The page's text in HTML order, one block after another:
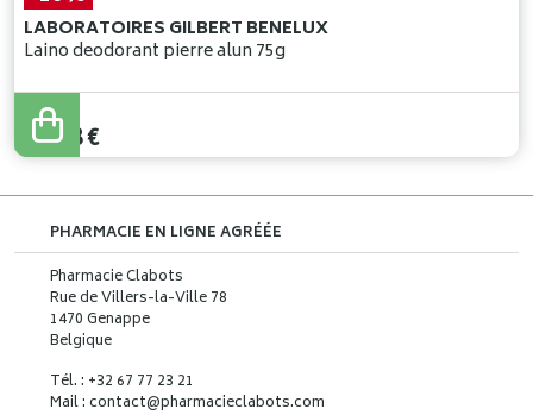
LABORATOIRES GILBERT BENELUX
Laino deodorant pierre alun 75g
11,65
10,48€
PHARMACIE EN LIGNE AGRÉÉE
Pharmacie Clabots
Rue de Villers-la-Ville 78
1470 Genappe
Belgique
Tél. : +32 67 77 23 21
Mail : contact@pharmacieclabots.com